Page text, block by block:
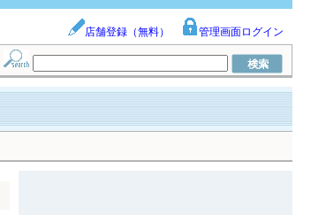
店舗登録（無料） 管理画面ログイン